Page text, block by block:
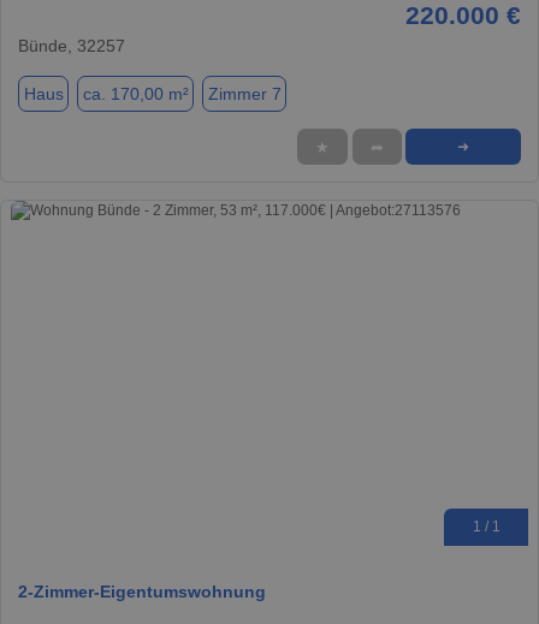
220.000 €
Bünde, 32257
Haus ca. 170,00 m² Zimmer 7
★ ➦ ➜
1 / 1
2-Zimmer-Eigentumswohnung